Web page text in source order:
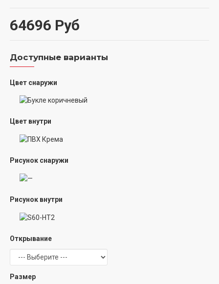
64696 Руб
Доступные варианты
Цвет снаружи
Цвет внутри
Рисунок снаружи
Рисунок внутри
Открывание
Размер